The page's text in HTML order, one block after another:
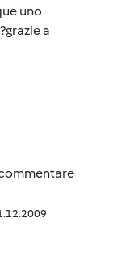
uno
a